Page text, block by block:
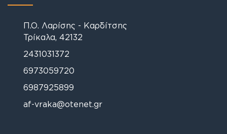
Τρίκαλα, 42132
2431031372
6973059720
6987925899
af-vraka@otenet.gr